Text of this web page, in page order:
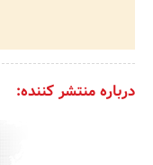
درباره منتشر کننده: